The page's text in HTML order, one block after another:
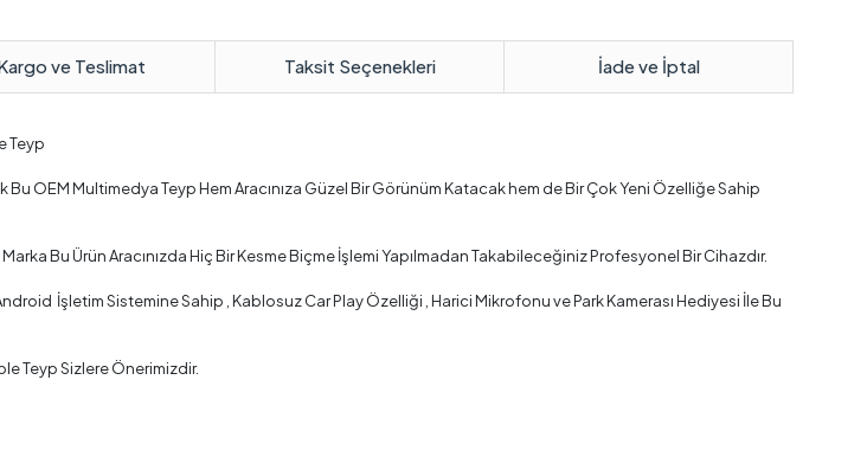
ve Teslimat Taksit Seçenekleri İade ve İptal
Teyp
OEM Multimedya Teyp Hem Aracınıza Güzel Bir Görünüm Katacak hem de Bir Çok Yeni Özelliğe Sahip
Bu Ürün Aracınızda Hiç Bir Kesme Biçme İşlemi Yapılmadan Takabileceğiniz Profesyonel Bir Cihazdır.
İşletim Sistemine Sahip , Kablosuz Car Play Özelliği , Harici Mikrofonu ve Park Kamerası Hediyesi İle Bu
Teyp Sizlere Önerimizdir.